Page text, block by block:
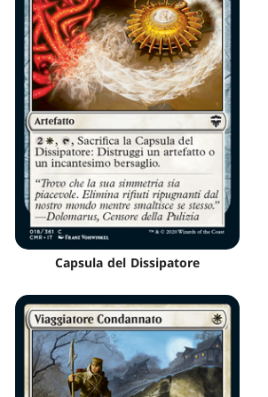
Capsula del Dissipatore